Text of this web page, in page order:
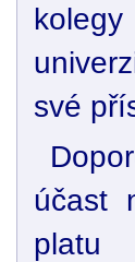
své
účast